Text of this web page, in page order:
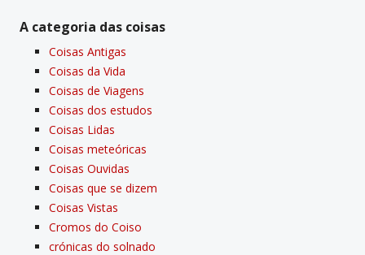
A categoria das coisas
Coisas Antigas
Coisas da Vida
Coisas de Viagens
Coisas dos estudos
Coisas Lidas
Coisas meteóricas
Coisas Ouvidas
Coisas que se dizem
Coisas Vistas
Cromos do Coiso
crónicas do solnado